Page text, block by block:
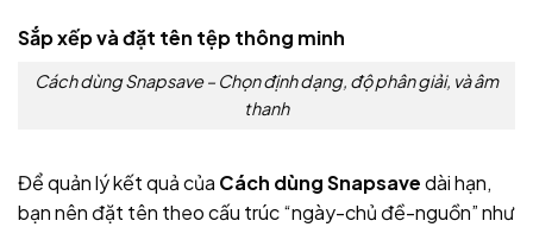
Sắp xếp và đặt tên tệp thông minh
Cách dùng Snapsave – Chọn định dạng, độ phân giải, và âm
thanh
Để quản lý kết quả của Cách dùng Snapsavedài hạn,
bạn nên đặt tên theo cấu trúc “ngày-chủ đề-nguồn” như